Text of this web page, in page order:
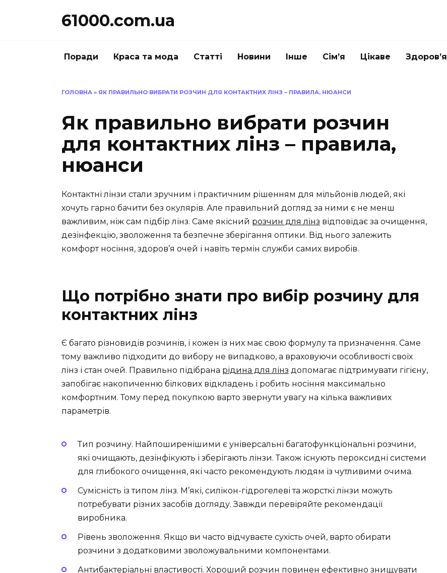
61000.com.ua
Поради Краса та мода Статті Новини Інше Сім’я Цікаве Здоров’я
ГОЛОВНА » ЯК ПРАВИЛЬНО ВИБРАТИ РОЗЧИН ДЛЯ КОНТАКТНИХ ЛІНЗ – ПРАВИЛА, НЮАНСИ
Як правильно вибрати розчин
для контактних лінз – правила,
нюанси
Контактні лінзи стали зручним і практичним рішенням для мільйонів людей, які
хочуть гарно бачити без окулярів. Але правильний догляд за ними є не менш
важливим, ніж сам підбір лінз. Саме якісний розчин для лінз відповідає за очищення,
дезінфекцію, зволоження та безпечне зберігання оптики. Від нього залежить
комфорт носіння, здоров’я очей і навіть термін служби самих виробів.
Що потрібно знати про вибір розчину для
контактних лінз
Є багато різновидів розчинів, і кожен із них має свою формулу та призначення. Саме
тому важливо підходити до вибору не випадково, а враховуючи особливості своїх
лінз і стан очей. Правильно підібрана рідина для лінз допомагає підтримувати гігієну,
запобігає накопиченню білкових відкладень і робить носіння максимально
комфортним. Тому перед покупкою варто звернути увагу на кілька важливих
параметрів.
Тип розчину. Найпоширенішими є універсальні багатофункціональні розчини,
які очищають, дезінфікують і зберігають лінзи. Також існують пероксидні системи
для глибокого очищення, які часто рекомендують людям із чутливими очима.
Сумісність із типом лінз. М’які, силікон-гідрогелеві та жорсткі лінзи можуть
потребувати різних засобів догляду. Завжди перевіряйте рекомендації
виробника.
Рівень зволоження. Якщо ви часто відчуваєте сухість очей, варто обирати
розчини з додатковими зволожувальними компонентами.
Антибактеріальні властивості. Хороший розчин повинен ефективно знищувати